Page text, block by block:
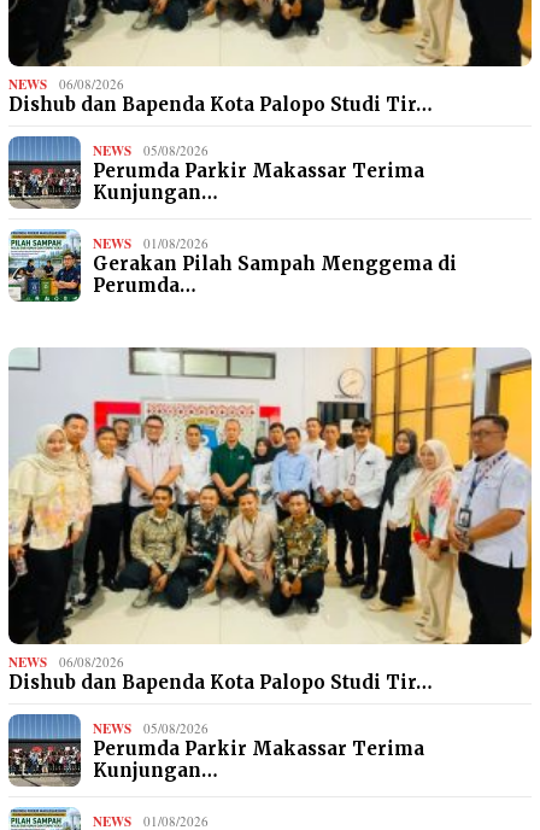
NEWS 06/08/2026
Dishub dan Bapenda Kota Palopo Studi Tir…
NEWS 05/08/2026
Perumda Parkir Makassar Terima
Kunjungan…
NEWS 01/08/2026
Gerakan Pilah Sampah Menggema di
Perumda…
NEWS 06/08/2026
Dishub dan Bapenda Kota Palopo Studi Tir…
NEWS 05/08/2026
Perumda Parkir Makassar Terima
Kunjungan…
NEWS 01/08/2026